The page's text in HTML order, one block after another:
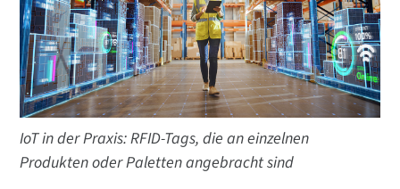
IoT in der Praxis: RFID-Tags, die an einzelnen
Produkten oder Paletten angebracht sind